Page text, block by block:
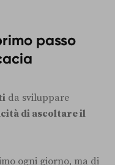
passo
da sviluppare
di ascoltare il
ogni giorno, ma di